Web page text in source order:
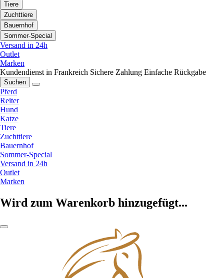
Tiere
Zuchttiere
Bauernhof
Sommer-Special
Versand in 24h
Outlet
Marken
Kundendienst in Frankreich Sichere Zahlung Einfache Rückgabe
Suchen
Pferd
Reiter
Hund
Katze
Tiere
Zuchttiere
Bauernhof
Sommer-Special
Versand in 24h
Outlet
Marken
Wird zum Warenkorb hinzugefügt...